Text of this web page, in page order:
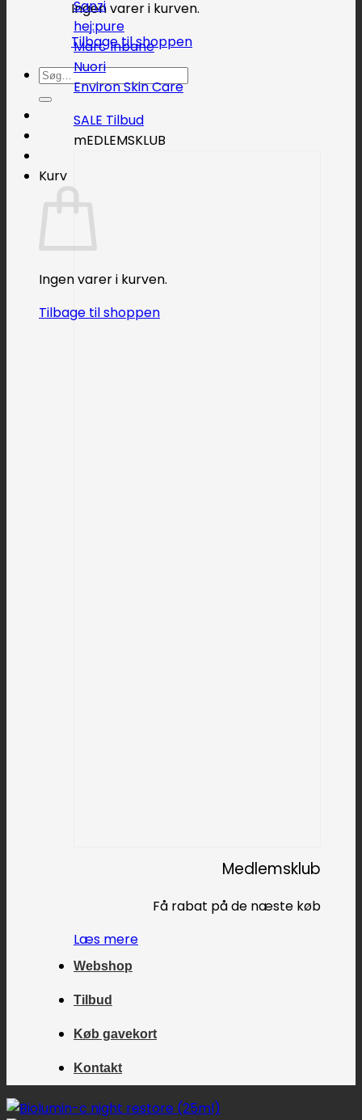
Ingen varer i kurven.
Tilbage til shoppen
Søg
efter:
Kurv
Ingen varer i kurven.
Tilbage til shoppen
Sanzi
hej:pure
Marc Inbane
Nuori
Environ Skin Care
SALE
mEDLEMSKLUB
Medlemsklub
Få rabat på de næste køb
Læs mere
Webshop
Tilbud
Køb gavekort
Kontakt